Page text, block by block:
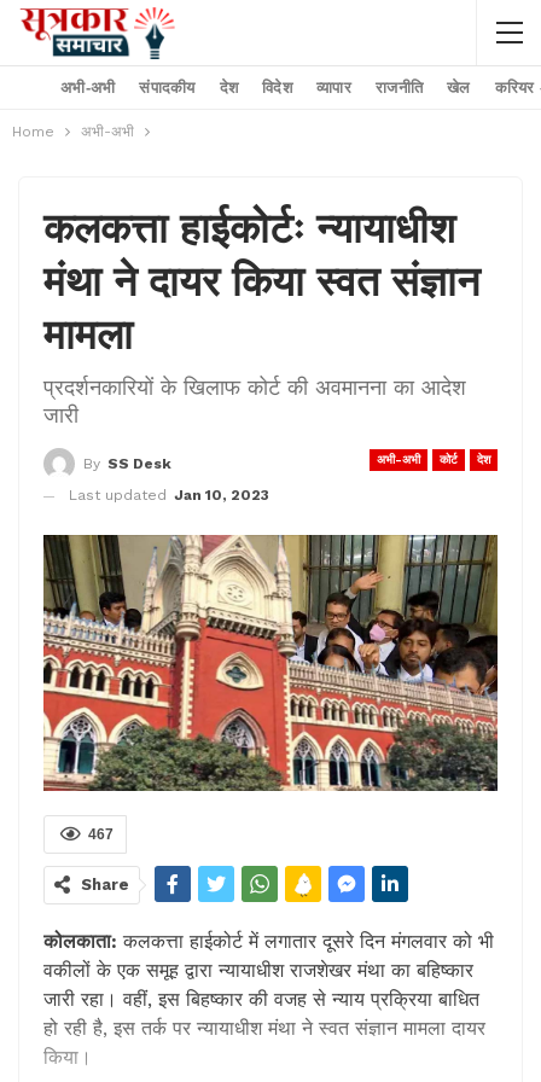
अभी-अभी संपादकीय देश विदेश व्यापार राजनीति खेल करियर
Home अभी-अभी
कलकत्ता हाईकोर्टः न्यायाधीश
मंथा ने दायर किया स्वत संज्ञान
मामला
प्रदर्शनकारियों के खिलाफ कोर्ट की अवमानना ​​का आदेश
जारी
अभी-अभी कोर्ट देश
By SS Desk
Last updated Jan 10, 2023
467
Share
कोलकाता: कलकत्ता हाईकोर्ट में लगातार दूसरे दिन मंगलवार को भी
वकीलों के एक समूह द्वारा न्यायाधीश राजशेखर मंथा का बहिष्कार
जारी रहा। वहीं, इस बिहष्कार की वजह से न्याय प्रक्रिया बाधित
हो रही है, इस तर्क पर न्यायाधीश मंथा ने स्वत संज्ञान मामला दायर
किया।